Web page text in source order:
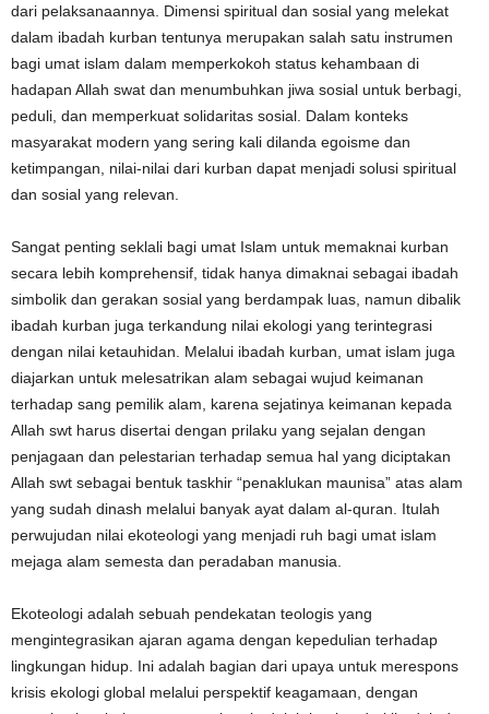
dari pelaksanaannya. Dimensi spiritual dan sosial yang melekat
dalam ibadah kurban tentunya merupakan salah satu instrumen
bagi umat islam dalam memperkokoh status kehambaan di
hadapan Allah swat dan menumbuhkan jiwa sosial untuk berbagi,
peduli, dan memperkuat solidaritas sosial. Dalam konteks
masyarakat modern yang sering kali dilanda egoisme dan
ketimpangan, nilai-nilai dari kurban dapat menjadi solusi spiritual
dan sosial yang relevan.
Sangat penting seklali bagi umat Islam untuk memaknai kurban
secara lebih komprehensif, tidak hanya dimaknai sebagai ibadah
simbolik dan gerakan sosial yang berdampak luas , namun dibalik
ibadah kurban juga terkandung nilai ekologi yang terintegrasi
dengan nilai ketauhidan. Melalui ibadah kurban, umat islam juga
diajarkan untuk melesatrikan alam sebagai wujud keimanan
terhadap sang pemilik alam, karena sejatinya keimanan kepada
Allah swt harus disertai dengan prilaku yang sejalan dengan
penjagaan dan pelestarian terhadap semua hal yang diciptakan
Allah swt sebagai bentuk taskhir “penaklukan maunisa” atas alam
yang sudah dinash melalui banyak ayat dalam al-quran. Itulah
perwujudan nilai ekoteologi yang menjadi ruh bagi umat islam
mejaga alam semesta dan peradaban manusia.
Ekoteologi adalah sebuah pendekatan teologis yang
mengintegrasikan ajaran agama dengan kepedulian terhadap
lingkungan hidup. Ini adalah bagian dari upaya untuk merespons
krisis ekologi global melalui perspektif keagamaan, dengan